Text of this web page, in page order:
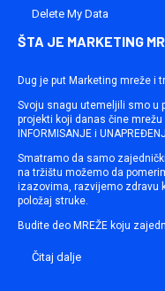
Delete My Data
ŠTA JE MARKETING
Dug je put Marketing mreže i
Svoju snagu utemeljili smo u
projekti koji danas čine mrežu
INFORMISANJE i
Smatramo da samo
na tržištu možemo da
izazovima, razvijemo zdravu
položaj struke.
Budite deo MREŽE koju
Čitaj dalje